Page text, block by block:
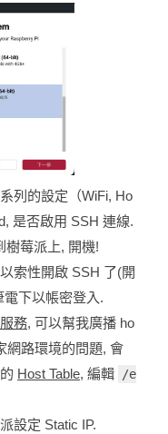
列的設定（WiFi, Ho
是否啟用 SSH 連線.
樹莓派上, 開機!
索性開啟 SSH 了(開
電下以帳密登入.
務, 可以幫我廣播 ho
網路環境的問題, 會
Host Table, 編輯
/e
設定 Static IP.